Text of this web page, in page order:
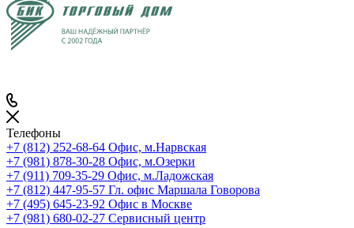
Телефоны
+7 (812) 252-68-64 Офис, м.Нарвская
+7 (981) 878-30-28 Офис, м.Озерки
+7 (911) 709-35-29 Офис, м.Ладожская
+7 (812) 447-95-57 Гл. офис Маршала Говорова
+7 (495) 645-23-92 Офис в Москве
+7 (981) 680-02-27 Сервисный центр